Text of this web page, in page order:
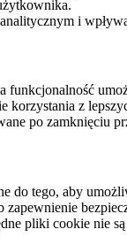
i
funkcjonalność
korzystania z
po zamknięciu
do tego, aby
pliki cookie nie